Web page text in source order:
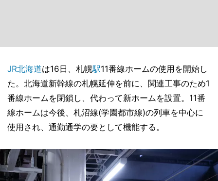
JR北海道は16日、札幌駅11番線ホームの使用を開始し
た。北海道新幹線の札幌延伸を前に、関連工事のため1
番線ホームを閉鎖し、代わって新ホームを設置。11番
線ホームは今後、札沼線(学園都市線)の列車を中心に
使用され、通勤通学の要として機能する。